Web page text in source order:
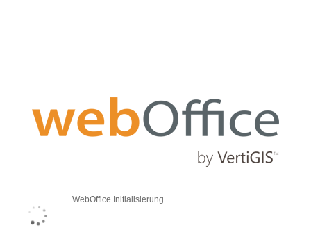
WebOffice Initialisierung